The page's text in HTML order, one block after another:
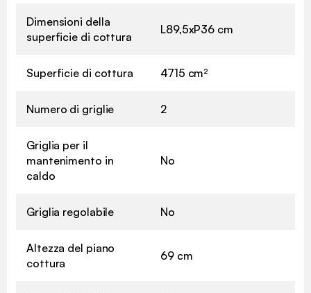
Dimensioni della
superficie di cottura
L89,5xP36 cm
Superficie di cottura 4715 cm²
Numero di griglie 2
Griglia per il
mantenimento in
caldo
No
Griglia regolabile No
Altezza del piano
cottura
69 cm